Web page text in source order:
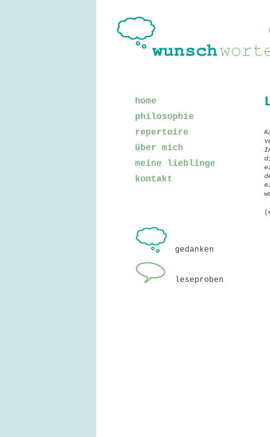
home
philosophie
repertoire
über mich
meine lieblinge
kontakt
gedanken
leseproben